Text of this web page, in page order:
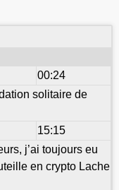
00:24
solitaire de
15:15
j’ai toujours eu
en crypto Lache